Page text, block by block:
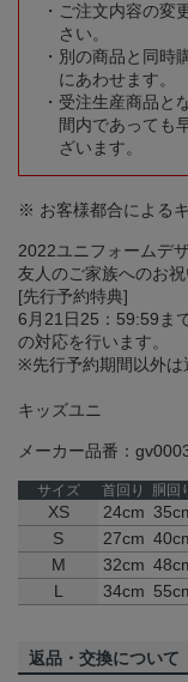
ご注文内容の変
さい。
別の商品と同時
にあわせます。
受注生産商品と
間内であっても
ざいます。
※ お客様都合による
2022ユニフォームデ
友人のご家族へのお祝
[先行予約特典]
6月21日25：59:59ま
の対応を行います。
※先行予約期間以外は
キッズユニ
メーカー品番：
サイズ 首回り 胴回
XS 24cm
S
27cm
M
32cm
L
34cm
返品・交換について